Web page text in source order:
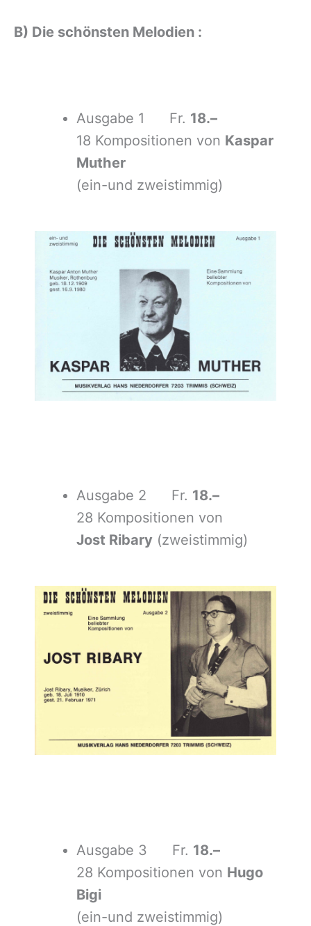
B) Die schönsten Melodien :
Ausgabe 1 Fr. 18.–
18 Kompositionen von Kaspar
Muther
(ein-und zweistimmig)
Ausgabe 2 Fr. 18.–
28 Kompositionen von
Jost Ribary (zweistimmig)
Ausgabe 3 Fr. 18.–
28 Kompositionen von Hugo
Bigi
(ein-und zweistimmig)